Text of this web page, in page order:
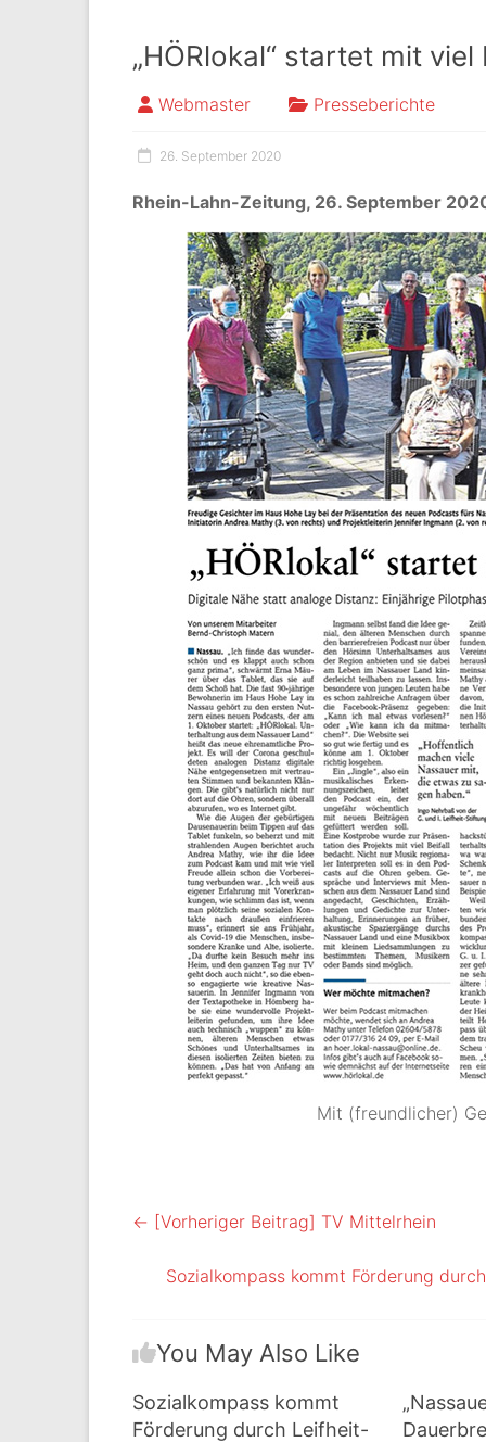
„HÖRlokal“ startet mit
Webmaster Presseberichte
26. September 2020
Rhein-Lahn-Zeitung, 26. September
Mit (freundlicher)
← [Vorheriger Beitrag] TV Mittelrhein
Sozialkompass kommt Förderung
You May Also Like
Sozialkompass kommt
Förderung durch Leifheit-